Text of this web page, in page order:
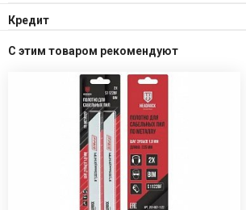
Кредит
С этим товаром рекомендуют